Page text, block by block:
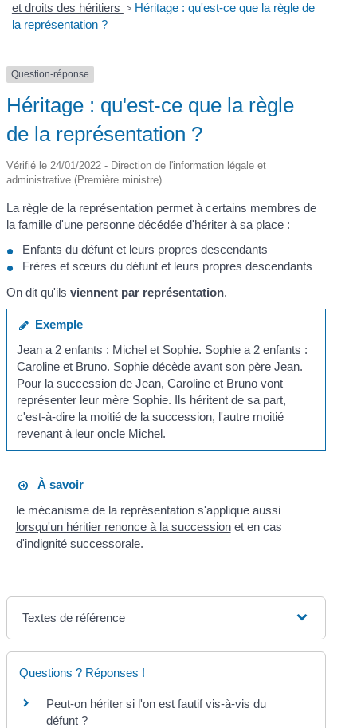
et droits des héritiers > Héritage : qu'est-ce que la règle de
la représentation ?
Question-réponse
Héritage : qu'est-ce que la règle
de la représentation ?
Vérifié le 24/01/2022 - Direction de l'information légale et
administrative (Première ministre)
La règle de la représentation permet à certains membres de
la famille d'une personne décédée d'hériter à sa place :
Enfants du défunt et leurs propres descendants
Frères et sœurs du défunt et leurs propres descendants
On dit qu'ilsviennent par représentation.
Exemple
Jean a 2 enfants : Michel et Sophie. Sophie a 2 enfants :
Caroline et Bruno. Sophie décède avant son père Jean.
Pour la succession de Jean, Caroline et Bruno vont
représenter leur mère Sophie. Ils héritent de sa part,
c'est-à-dire la moitié de la succession, l'autre moitié
revenant à leur oncle Michel.
À savoir
le mécanisme de la représentation s'applique aussi
lorsqu'un héritier renonce à la successionet en cas
d'indignité successorale.
Textes de référence
Questions ? Réponses !
Peut-on hériter si l'on est fautif vis-à-vis du
défunt ?